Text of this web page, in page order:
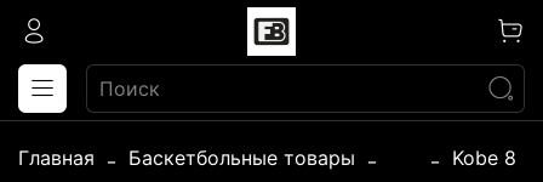
Главная Баскетбольные товары Kobe 8